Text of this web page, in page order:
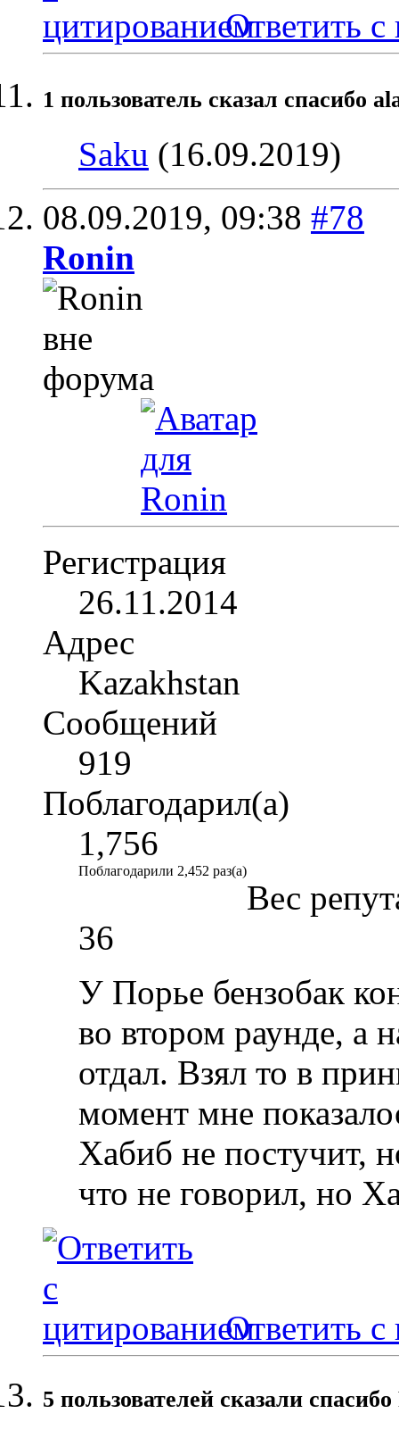
Ответить с
1 пользователь сказал cпасибо
Saku (16.09.2019)
08.09.2019, 09:38 #78
Ronin
Регистрация
26.11.2014
Адрес
Kazakhstan
Сообщений
919
Поблагодарил(а)
1,756
Поблагодарили 2,452 раз(а)
Вес
36
У Порье бензобак
во втором раунде, а
отдал. Взял то в
момент мне
Хабиб не постучит,
что не говорил, но
Ответить с
5 пользователей сказали